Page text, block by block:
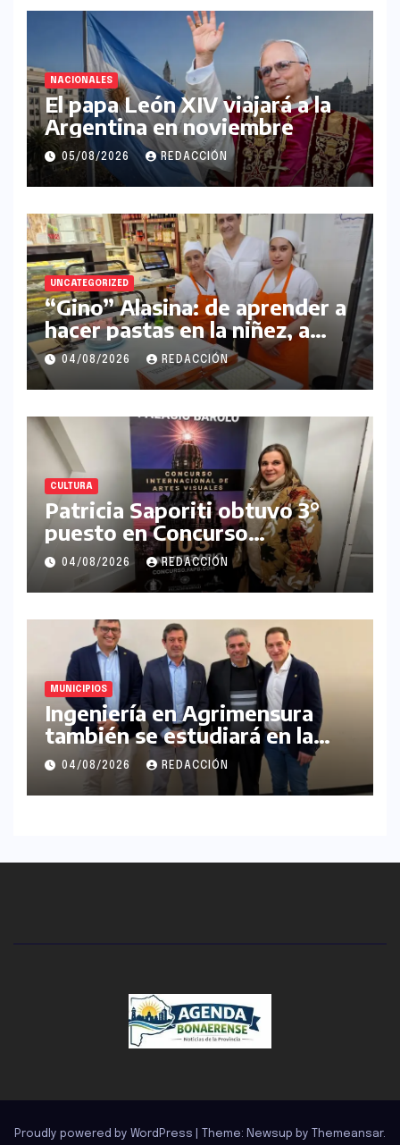
NACIONALES
El papa León XIV viajará a la
Argentina en noviembre
05/08/2026 REDACCIÓN
UNCATEGORIZED
“Gino” Alasina: de aprender a
hacer pastas en la niñez, a
gestar su propio
emprendimiento
04/08/2026 REDACCIÓN
CULTURA
Patricia Saporiti obtuvo 3°
puesto en Concurso
Internacional de Artes
Plásticas Palacio Barolo
04/08/2026 REDACCIÓN
MUNICIPIOS
Ingeniería en Agrimensura
también se estudiará en la
UNLaM
04/08/2026 REDACCIÓN
Proudly powered by WordPress Theme: Newsup by Themeansar.